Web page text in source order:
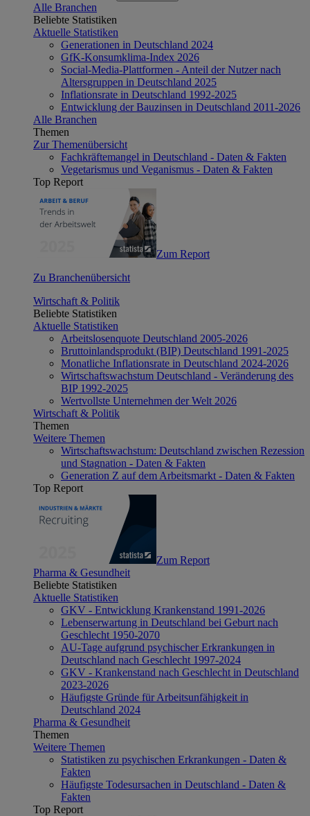
Alle Branchen
Beliebte Statistiken
Aktuelle Statistiken
Generationen in Deutschland 2024
GfK-Konsumklima-Index 2026
Social-Media-Plattformen - Anteil der Nutzer nach
Altersgruppen in Deutschland 2025
Inflationsrate in Deutschland 1992-2025
Entwicklung der Bauzinsen in Deutschland 2011-2026
Alle Branchen
Themen
Zur Themenübersicht
Fachkräftemangel in Deutschland - Daten & Fakten
Vegetarismus und Veganismus - Daten & Fakten
Top Report
Zum Report
Zu Branchenübersicht
Wirtschaft & Politik
Beliebte Statistiken
Aktuelle Statistiken
Arbeitslosenquote Deutschland 2005-2026
Bruttoinlandsprodukt (BIP) Deutschland 1991-2025
Monatliche Inflationsrate in Deutschland 2024-2026
Wirtschaftswachstum Deutschland - Veränderung des
BIP 1992-2025
Wertvollste Unternehmen der Welt 2026
Wirtschaft & Politik
Themen
Weitere Themen
Wirtschaftswachstum: Deutschland zwischen Rezession
und Stagnation - Daten & Fakten
Generation Z auf dem Arbeitsmarkt - Daten & Fakten
Top Report
Zum Report
Pharma & Gesundheit
Beliebte Statistiken
Aktuelle Statistiken
GKV - Entwicklung Krankenstand 1991-2026
Lebenserwartung in Deutschland bei Geburt nach
Geschlecht 1950-2070
AU-Tage aufgrund psychischer Erkrankungen in
Deutschland nach Geschlecht 1997-2024
GKV - Krankenstand nach Geschlecht in Deutschland
2023-2026
Häufigste Gründe für Arbeitsunfähigkeit in
Deutschland 2024
Pharma & Gesundheit
Themen
Weitere Themen
Statistiken zu psychischen Erkrankungen - Daten &
Fakten
Häufigste Todesursachen in Deutschland - Daten &
Fakten
Top Report